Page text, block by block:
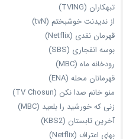
تبهکاران (TVING)
از ندیدنت خوشبختم (tvN)
قهرمان نقدی (Netflix)
بوسه انفجاری (SBS)
رودخانه ماه (MBC)
قهرمانان محله (ENA)
منو خانم صدا نکن (TV Chosun)
زنی که خورشید را بلعید (MBC)
آخرین تابستان (KBS2)
بهای اعتراف (Netflix)